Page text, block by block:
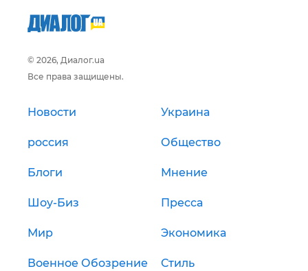
© 2026, Диалог.ua
Все права защищены.
Новости Украина
россия Общество
Блоги Мнение
Шоу-Биз Пресса
Мир Экономика
Военное Обозрение Стиль